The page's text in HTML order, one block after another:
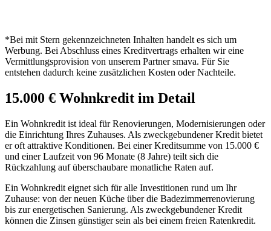
*Bei mit Stern gekennzeichneten Inhalten handelt es sich um
Werbung. Bei Abschluss eines Kreditvertrags erhalten wir eine
Vermittlungsprovision von unserem Partner smava. Für Sie
entstehen dadurch keine zusätzlichen Kosten oder Nachteile.
15.000 € Wohnkredit im Detail
Ein Wohnkredit ist ideal für Renovierungen, Modernisierungen oder
die Einrichtung Ihres Zuhauses. Als zweckgebundener Kredit bietet
er oft attraktive Konditionen. Bei einer Kreditsumme von 15.000 €
und einer Laufzeit von 96 Monate (8 Jahre) teilt sich die
Rückzahlung auf überschaubare monatliche Raten auf.
Ein Wohnkredit eignet sich für alle Investitionen rund um Ihr
Zuhause: von der neuen Küche über die Badezimmerrenovierung
bis zur energetischen Sanierung. Als zweckgebundener Kredit
können die Zinsen günstiger sein als bei einem freien Ratenkredit.